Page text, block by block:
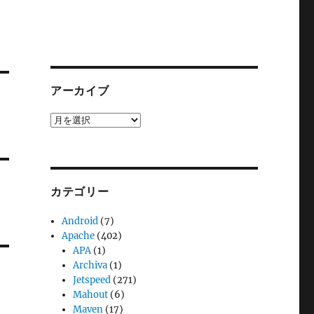
アーカイブ
ア
カテゴリー
Android (7)
Apache (402)
APA(1)
Archiva (1)
Jetspeed (271)
Mahout (6)
Maven (17)